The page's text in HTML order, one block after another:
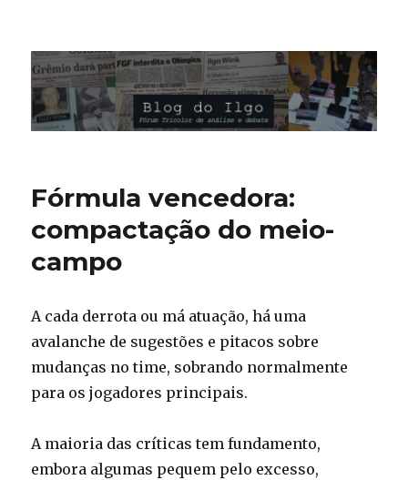
Blog do Ilgo Wink
Fórmula vencedora:
compactação do meio-
campo
A cada derrota ou má atuação, há uma
avalanche de sugestões e pitacos sobre
mudanças no time, sobrando normalmente
para os jogadores principais.
A maioria das críticas tem fundamento,
embora algumas pequem pelo excesso,